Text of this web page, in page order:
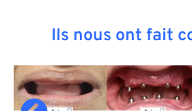
Ils nous ont fait